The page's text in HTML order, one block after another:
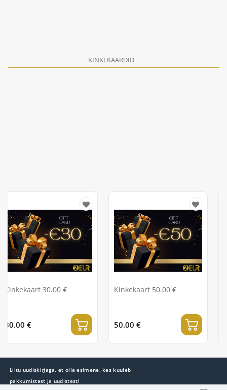
KINKEKAARDID
€ Kinkekaart 50.00 €
50.00 €
Kinkekaart
100.00 €
Liitu uudiskirjaga, et olla esimene, kes kuuleb
pakkumistest ja uudistest!